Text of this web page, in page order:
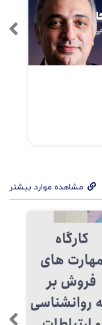
مشاهده موارد بیشتر